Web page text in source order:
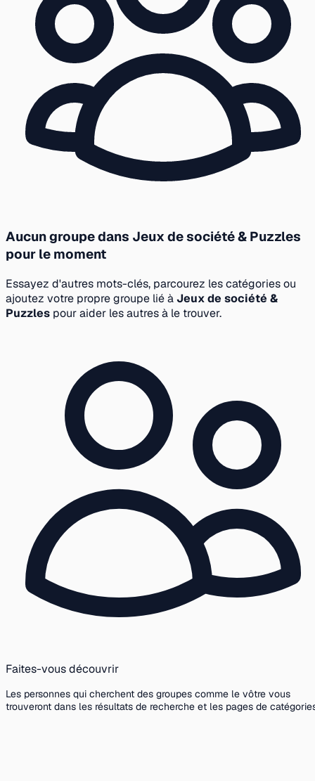
Aucun groupe dans Jeux de société & Puzzles
pour le moment
Essayez d'autres mots-clés, parcourez les catégories ou
ajoutez votre propre groupe lié àJeux de société &
Puzzles pour aider les autres à le trouver.
Faites-vous découvrir
Les personnes qui cherchent des groupes comme le vôtre vous
trouveront dans les résultats de recherche et les pages de